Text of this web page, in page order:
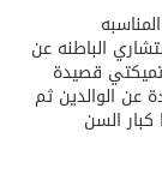
الباطنه عن
تميكتي قصيدة
عن الوالدين ثم
السن